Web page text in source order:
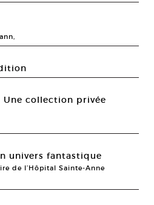
Une collection privée
univers fantastique
de l’Hôpital Sainte-Anne